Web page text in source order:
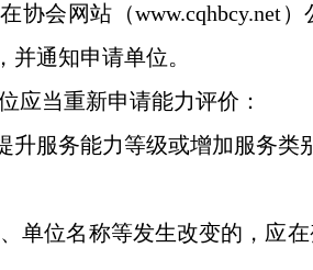
协会网站（www.cqhbcy.net
通知申请单位。
应当重新申请能力评价：
服务能力等级或增加服务类
单位名称等发生改变的，应